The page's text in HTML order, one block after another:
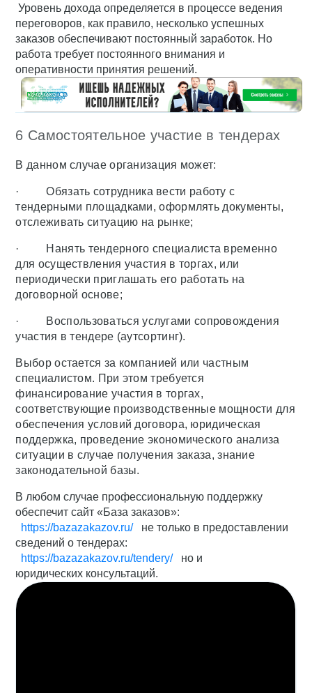
Уровень дохода определяется в процессе ведения
переговоров, как правило, несколько успешных
заказов обеспечивают постоянный заработок. Но
работа требует постоянного внимания и
оперативности принятия решений.
6 Самостоятельное участие в тендерах
В данном случае организация может:
· Обязать сотрудника вести работу с
тендерными площадками, оформлять документы,
отслеживать ситуацию на рынке;
· Нанять тендерного специалиста временно
для осуществления участия в торгах, или
периодически приглашать его работать на
договорной основе;
· Воспользоваться услугами сопровождения
участия в тендере (аутсортинг).
Выбор остается за компанией или частным
специалистом. При этом требуется
финансирование участия в торгах,
соответствующие производственные мощности для
обеспечения условий договора, юридическая
поддержка, проведение экономического анализа
ситуации в случае получения заказа, знание
законодательной базы.
В любом случае профессиональную поддержку
обеспечит сайт «База заказов»:
https://bazazakazov.ru/
не только в предоставлении
сведений о тендерах:
https://bazazakazov.ru/tendery/
но и
юридических консультаций.